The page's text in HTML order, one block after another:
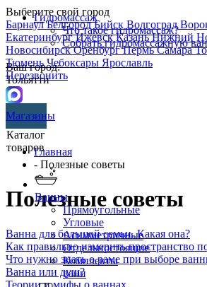
Выберите свой город
БарнаулБелгородБийск Волгоград
ЕкатеринбургИжевскКазаньНижний
НовосибирскОренбургПермьСамара
ТюменьЧебоксары Ярославль
Перезвонить
Гидромассаж
Что такое гидромассаж?
Собрать гидромассажную
Ваш город:
Тольятти
Магазины
Каталог
товаров
Ванны
Прямоугольные
Угловые
Асимметричные
Отдельностоящие
Комплекты
ванн
Главная
- Полезные советы
Полезные советы
Ванна для большой семьи. Какая она?
Как правильно измерить пространство
Что нужно знать о раме при выборе
Ванна или душ?
Теории и мифы о ваннах